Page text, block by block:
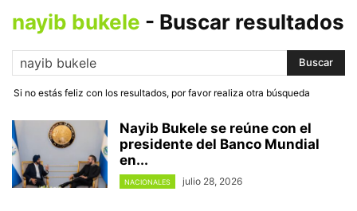
nayib bukele - Buscar resultados
Si no estás feliz con los resultados, por favor realiza otra búsqueda
Nayib Bukele se reúne con el
presidente del Banco Mundial
en...
NACIONALES julio 28, 2026